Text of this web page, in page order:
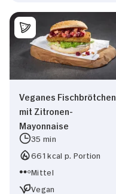
Veganes Fischbrötchen
mit Zitronen-
Mayonnaise
35 min
661 kcal p. Portion
Mittel
Vegan